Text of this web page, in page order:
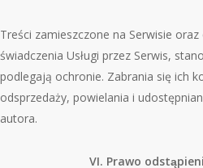
Treści zamieszczone na Serwisie
świadczenia Usługi przez Serwis,
podlegają ochronie. Zabrania się ich
odsprzedaży, powielania i
autora.
VI. Prawo